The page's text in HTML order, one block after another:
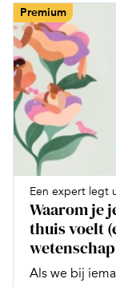
Premium
Een expert legt
Waarom je
thuis voelt
Als we bij